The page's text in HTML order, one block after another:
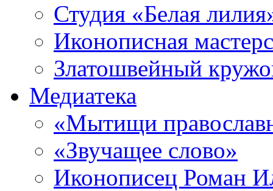
Студия «Белая
Иконописная
Златошвейный
Медиатека
«Мытищи
«Звучащее слово»
Иконописец Роман